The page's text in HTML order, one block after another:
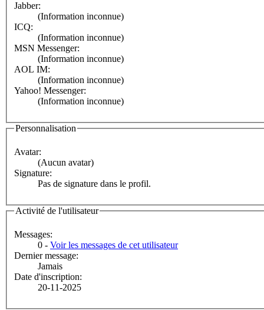
Jabber:
(Information inconnue)
ICQ:
(Information inconnue)
MSN Messenger:
(Information inconnue)
AOL IM:
(Information inconnue)
Yahoo! Messenger:
(Information inconnue)
Personnalisation
Avatar:
(Aucun avatar)
Signature:
Pas de signature dans le profil.
Activité de l'utilisateur
Messages:
0 - Voir les messages de cet utilisateur
Dernier message:
Jamais
Date d'inscription:
20-11-2025